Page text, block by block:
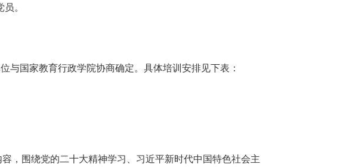
。
与国家教育行政学院协商确定。具体培训安排见下表：
，围绕党的二十大精神学习、习近平新时代中国特色社会主